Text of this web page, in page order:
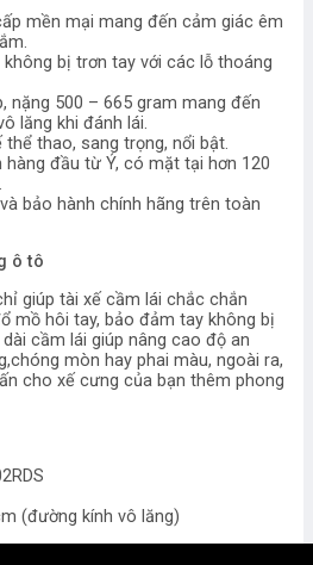
mền mại mang đến cảm giác êm
bị trơn tay với các lỗ thoáng
nặng 500 – 665 gram mang đến
lăng khi đánh lái.
thao, sang trọng, nổi bật.
hàng đầu từ Ý, có mặt tại hơn 120
bảo hành chính hãng trên toàn
ô tô
giúp tài xế cầm lái chắc chắn
mồ hôi tay, bảo đảm tay không bị
cầm lái giúp nâng cao độ an
mòn hay phai màu, ngoài ra,
cho xế cưng của bạn thêm phong
(đường kính vô lăng)